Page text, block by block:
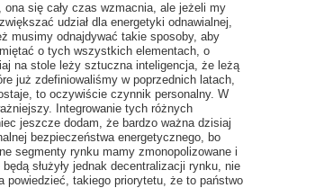
się cały czas wzmacnia, ale jeżeli my
udział dla energetyki odnawialnej,
musimy odnajdywać takie sposoby, aby
o tych wszystkich elementach, o
na stole leży sztuczna inteligencja, że leżą
już zdefiniowaliśmy w poprzednich latach,
to oczywiście czynnik personalny. W
Integrowanie tych różnych
jeszcze dodam, że bardzo ważna dzisiaj
bezpieczeństwa energetycznego, bo
segmenty rynku mamy zmonopolizowane i
służyły jednak decentralizacji rynku, nie
powiedzieć, takiego priorytetu, że to państwo